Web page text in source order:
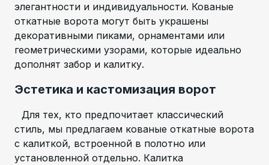
элегантности и индивидуальности. Кованые
откатные ворота могут быть украшены
декоративными пиками, орнаментами или
геометрическими узорами, которые идеально
дополнят забор и калитку.
Эстетика и кастомизация ворот
Для тех, кто предпочитает классический
стиль, мы предлагаем кованые откатные ворота
с калиткой, встроенной в полотно или
установленной отдельно. Калитка